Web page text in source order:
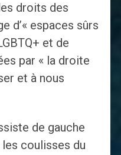
droits des
d’« espaces sûrs
et de
par « la droite
et à nous
de gauche
coulisses du